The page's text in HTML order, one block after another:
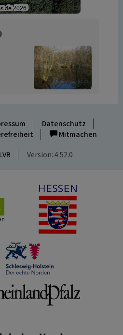
Datenschutz
Mitmachen
LVR Version: 4.52.0